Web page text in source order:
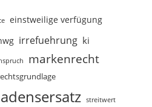
einstweilige verfügung
irrefuehrung ki
markenrecht
streitwert